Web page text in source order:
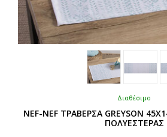
Διαθέσιμο
NEF-NEF ΤΡΑΒΕΡΣΑ GREYSON
ΠΟΛΥΕΣΤΕΡΑΣ